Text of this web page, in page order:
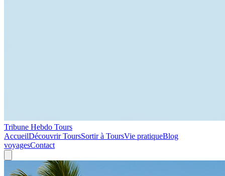
Tribune Hebdo Tours
AccueilDécouvrir ToursSortir à ToursVie pratiqueBlog
voyagesContact